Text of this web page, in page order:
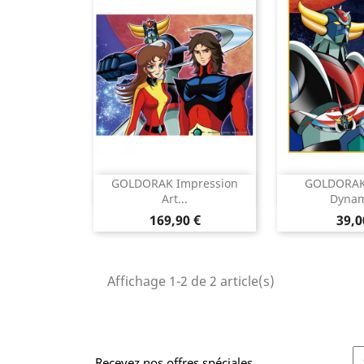
GOLDORAK Impression
Art...
Prix
169,90 €
 Aperçu rapide
Prix

Affichage 1-2 de 2 article(s)